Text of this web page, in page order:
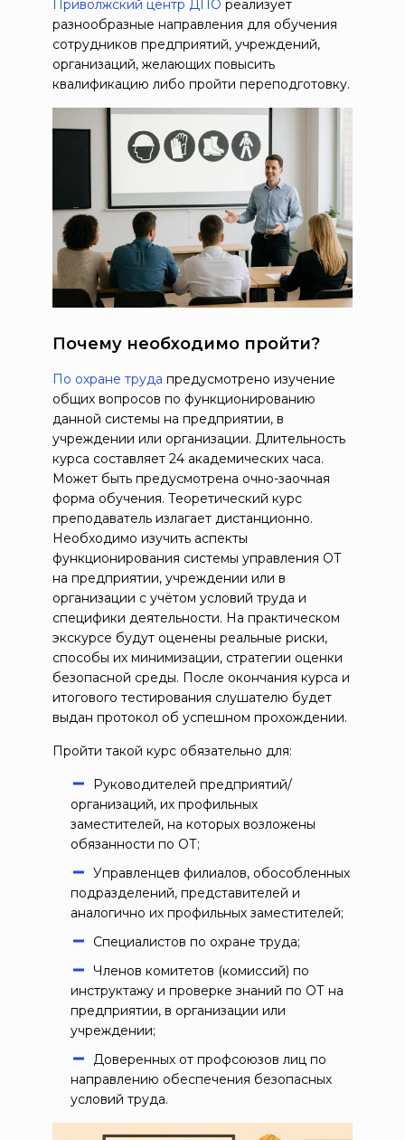
Приволжский центр ДПО реализует
разнообразные направления для обучения
сотрудников предприятий, учреждений,
организаций, желающих повысить
квалификацию либо пройти переподготовку.
Почему необходимо пройти?
По охране труда предусмотрено изучение
общих вопросов по функционированию
данной системы на предприятии, в
учреждении или организации. Длительность
курса составляет 24 академических часа.
Может быть предусмотрена очно-заочная
форма обучения. Теоретический курс
преподаватель излагает дистанционно.
Необходимо изучить аспекты
функционирования системы управления ОТ
на предприятии, учреждении или в
организации с учётом условий труда и
специфики деятельности. На практическом
экскурсе будут оценены реальные риски,
способы их минимизации, стратегии оценки
безопасной среды. После окончания курса и
итогового тестирования слушателю будет
выдан протокол об успешном прохождении.
Пройти такой курс обязательно для:
Руководителей предприятий/
организаций, их профильных
заместителей, на которых возложены
обязанности по ОТ;
Управленцев филиалов, обособленных
подразделений, представителей и
аналогично их профильных заместителей;
Специалистов по охране труда;
Членов комитетов (комиссий) по
инструктажу и проверке знаний по ОТ на
предприятии, в организации или
учреждении;
Доверенных от профсоюзов лиц по
направлению обеспечения безопасных
условий труда.